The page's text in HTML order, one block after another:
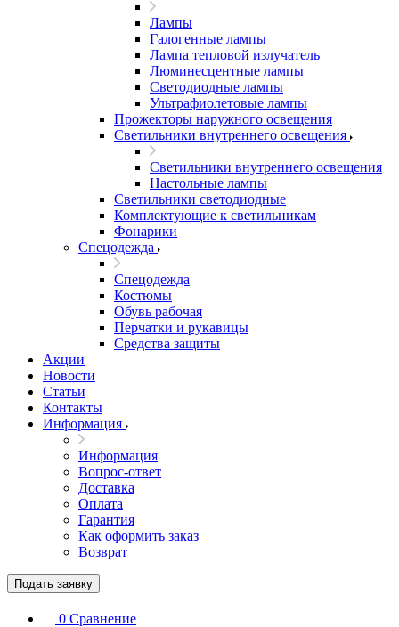
Лампы
Галогенные лампы
Лампа тепловой излучатель
Люминесцентные лампы
Светодиодные лампы
Ультрафиолетовые лампы
Прожекторы наружного освещения
Светильники внутреннего освещения
Светильники внутреннего освещения
Настольные лампы
Светильники светодиодные
Комплектующие к светильникам
Фонарики
Спецодежда
Спецодежда
Костюмы
Обувь рабочая
Перчатки и рукавицы
Средства защиты
Акции
Новости
Статьи
Контакты
Информация
Информация
Вопрос-ответ
Доставка
Оплата
Гарантия
Как оформить заказ
Возврат
Подать заявку
0 Сравнение